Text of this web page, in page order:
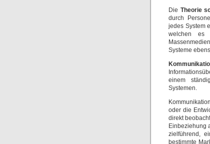
Die Theorie
durch
jedes System
welchen es
Systeme
einem
Systemen.
oder die
direkt
Einbeziehung
zielführend,
bestimmte